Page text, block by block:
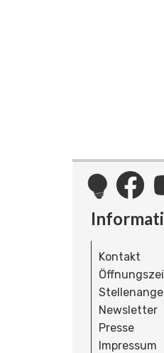
Kontakt
Newsletter
Presse
Impressum